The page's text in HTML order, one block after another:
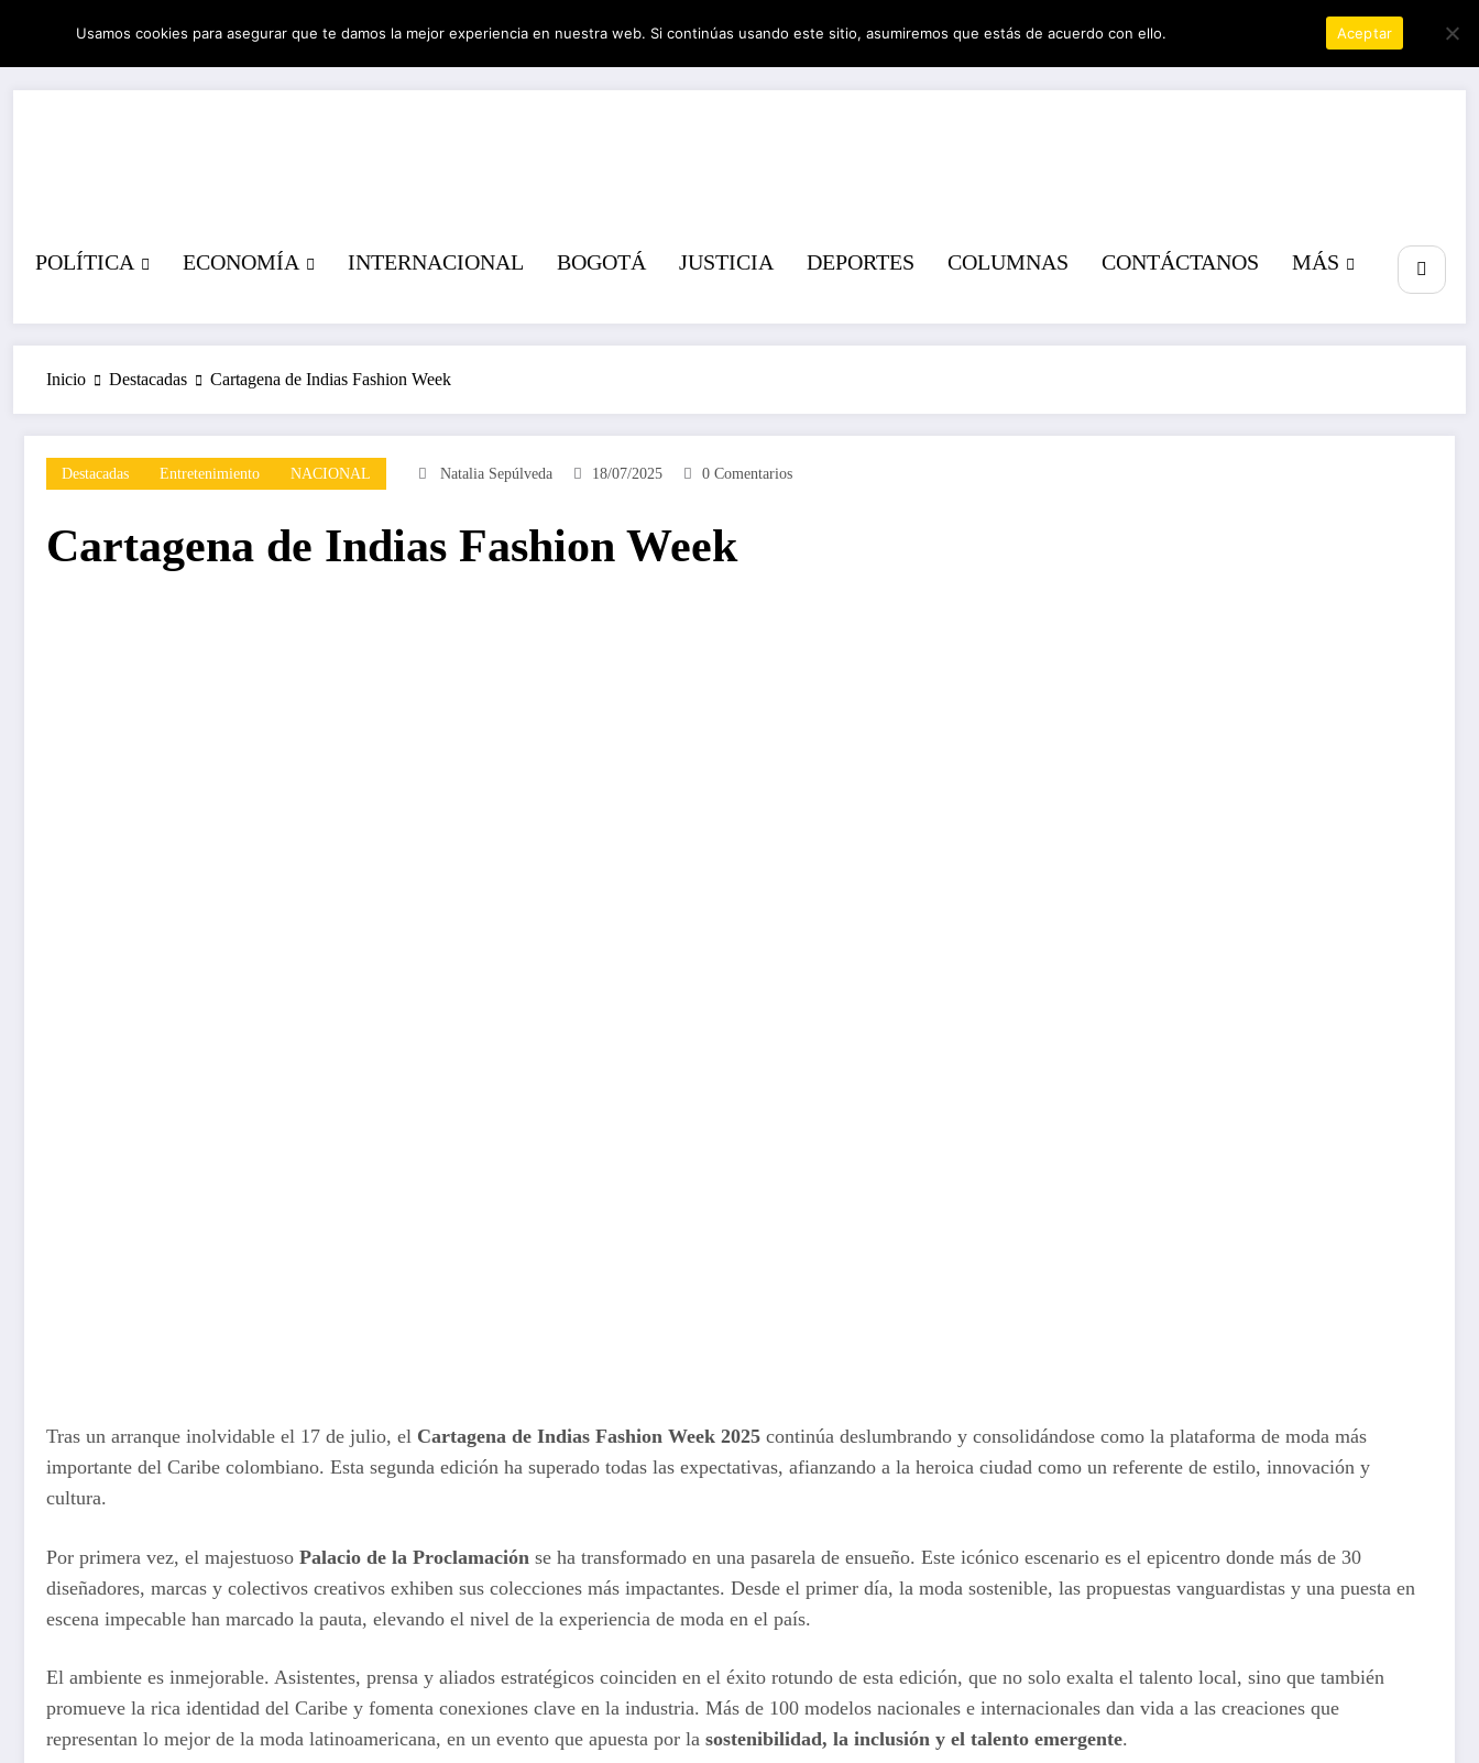
contenido
06/08/2026 9:19:08 PM
POLÍTICA ECONOMÍA INTERNACIONAL BOGOTÁ JUSTICIA DEPORTES COLUMNAS CONTÁCTANOS MÁS
Inicio Destacadas Cartagena de Indias Fashion Week
Destacadas Entretenimiento NACIONAL Natalia Sepúlveda 18/07/2025 0 Comentarios
Cartagena de Indias Fashion Week
Tras un arranque inolvidable el 17 de julio, el Cartagena de Indias Fashion Week 2025 continúa deslumbrando y consolidándose como la plataforma de moda más
importante del Caribe colombiano. Esta segunda edición ha superado todas las expectativas, afianzando a la heroica ciudad como un referente de estilo, innovación y
cultura.
Por primera vez, el majestuoso Palacio de la Proclamación se ha transformado en una pasarela de ensueño. Este icónico escenario es el epicentro donde más de 30
diseñadores, marcas y colectivos creativos exhiben sus colecciones más impactantes. Desde el primer día, la moda sostenible, las propuestas vanguardistas y una puesta en
escena impecable han marcado la pauta, elevando el nivel de la experiencia de moda en el país.
El ambiente es inmejorable. Asistentes, prensa y aliados estratégicos coinciden en el éxito rotundo de esta edición, que no solo exalta el talento local, sino que también
promueve la rica identidad del Caribe y fomenta conexiones clave en la industria. Más de 100 modelos nacionales e internacionales dan vida a las creaciones que
representan lo mejor de la moda latinoamericana, en un evento que apuesta por la sostenibilidad, la inclusión y el talento emergente.
Usamos cookies para asegurar que te damos la mejor experiencia en nuestra web. Si continúas usando este sitio, asumiremos que estás de acuerdo con ello. Aceptar